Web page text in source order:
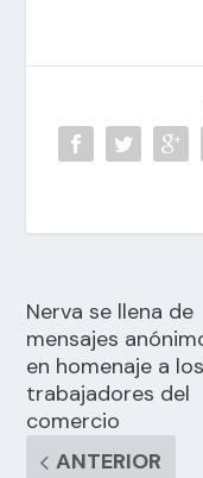
Nerva se llena de
mensajes
en homenaje a los
trabajadores del
comercio
ANTERIOR